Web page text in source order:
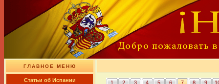
ГЛАВНОЕ МЕНЮ
Cтатьи об Испании 1 2 3 4 5 6 7 8 9